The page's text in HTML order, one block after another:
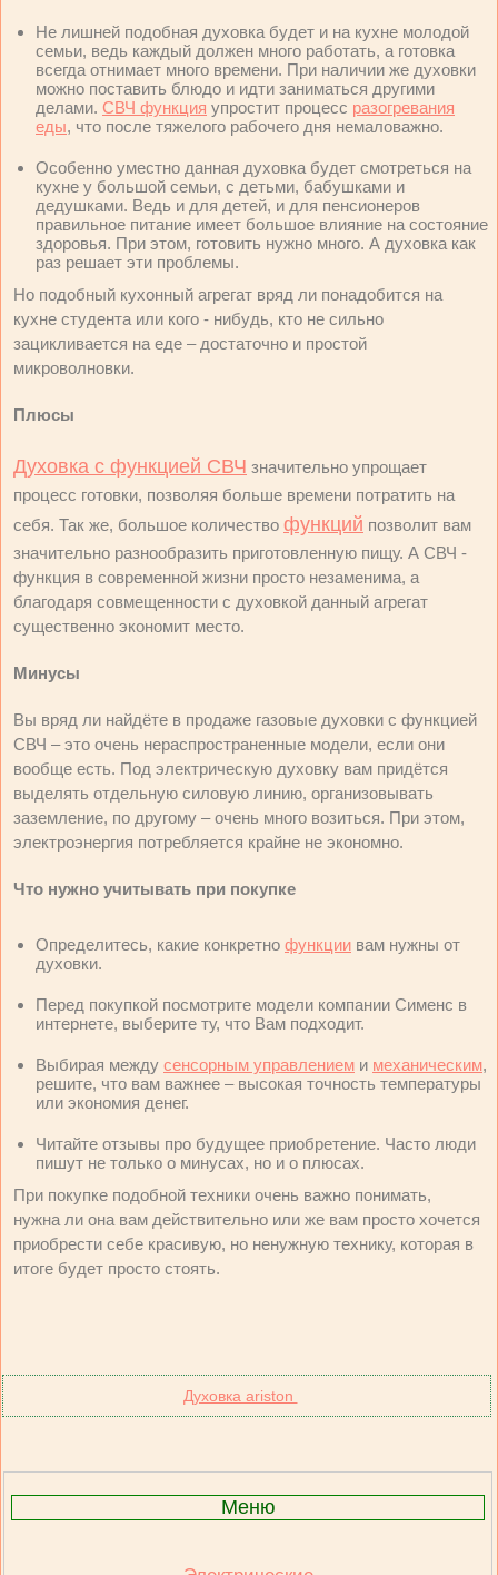
Не лишней подобная духовка будет и на кухне молодой
семьи, ведь каждый должен много работать, а готовка
всегда отнимает много времени. При наличии же духовки
можно поставить блюдо и идти заниматься другими
делами. СВЧ функция упростит процесс разогревания
еды, что после тяжелого рабочего дня немаловажно.
Особенно уместно данная духовка будет смотреться на
кухне у большой семьи, с детьми, бабушками и
дедушками. Ведь и для детей, и для пенсионеров
правильное питание имеет большое влияние на состояние
здоровья. При этом, готовить нужно много. А духовка как
раз решает эти проблемы.
Но подобный кухонный агрегат вряд ли понадобится на
кухне студента или кого - нибудь, кто не сильно
зацикливается на еде – достаточно и простой
микроволновки.
Плюсы
Духовка с функцией СВЧ значительно упрощает
процесс готовки, позволяя больше времени потратить на
себя. Так же, большое количество функций позволит вам
значительно разнообразить приготовленную пищу. А СВЧ -
функция в современной жизни просто незаменима, а
благодаря совмещенности с духовкой данный агрегат
существенно экономит место.
Минусы
Вы вряд ли найдёте в продаже газовые духовки с функцией
СВЧ – это очень нераспространенные модели, если они
вообще есть. Под электрическую духовку вам придётся
выделять отдельную силовую линию, организовывать
заземление, по другому – очень много возиться. При этом,
электроэнергия потребляется крайне не экономно.
Что нужно учитывать при покупке
Определитесь, какие конкретно функции вам нужны от
духовки.
Перед покупкой посмотрите модели компании Сименс в
интернете, выберите ту, что Вам подходит.
Выбирая между сенсорным управлением и механическим,
решите, что вам важнее – высокая точность температуры
или экономия денег.
Читайте отзывы про будущее приобретение. Часто люди
пишут не только о минусах, но и о плюсах.
При покупке подобной техники очень важно понимать,
нужна ли она вам действительно или же вам просто хочется
приобрести себе красивую, но ненужную технику, которая в
итоге будет просто стоять.
Духовка ariston
Меню